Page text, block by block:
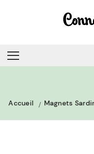
Accueil Magnets